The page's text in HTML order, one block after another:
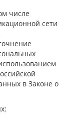
числе
сети
в Законе о